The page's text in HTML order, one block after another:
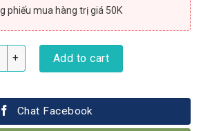
phiếu mua hàng trị giá 50K
gỗ treo tường giấu chân 40cm x 15cm
Add to cart
Chat Facebook